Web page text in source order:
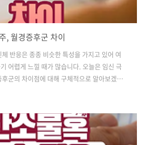
, 월경증후군 차이
반응은 종종 비슷한 특성을 가지고 있어 여
어렵게 느낄 때가 많습니다. 오늘은 임신 극
군의 차이점에 대해 구체적으로 알아보겠습
났을 때 임신 여부에 대해서도 자세하게 알
관계 후부터 임신이 확진될 때까지의 초기 시
착상하기 전까지의 과정이 주로 1주일 정도
의 초기 증상이 나타납니다. 1. 하복부 통증